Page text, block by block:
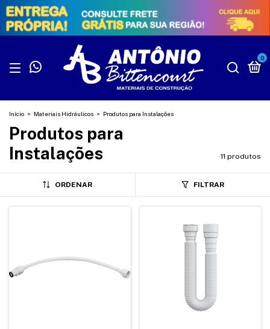
0
Início > Materiais Hidráulicos > Produtos para Instalações
Produtos para
Instalações
11 produtos
ORDENAR FILTRAR